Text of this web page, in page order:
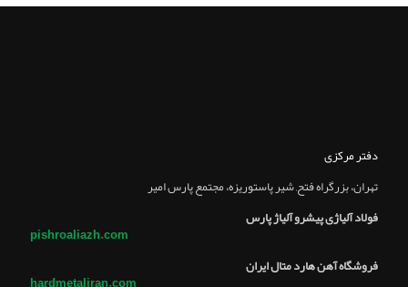
دفتر مرکزی
تهران، بزرگراه فتح, شير پاستوريزه، مجتمع پارس امير
فولاد آلیاژی پیشرو آلیاژ پارس
pishroaliazh.com
فروشگاه آهن هارد متال ایران